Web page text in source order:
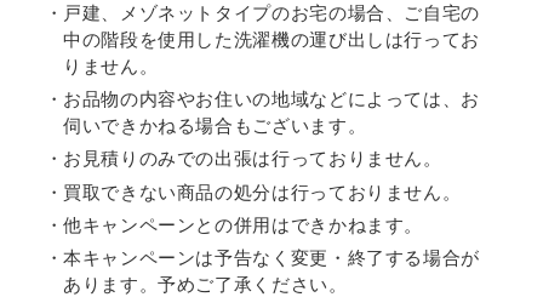
戸建、メゾネットタイプのお宅の場合、ご自宅の
中の階段を使用した洗濯機の運び出しは行ってお
りません。
お品物の内容やお住いの地域などによっては、お
伺いできかねる場合もございます。
お見積りのみでの出張は行っておりません。
買取できない商品の処分は行っておりません。
他キャンペーンとの併用はできかねます。
本キャンペーンは予告なく変更・終了する場合が
あります。予めご了承ください。